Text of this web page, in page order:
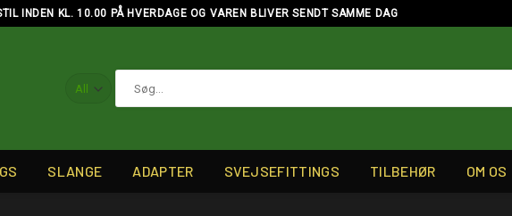
INDEN KL. 10.00 PÅ HVERDAGE OG VAREN BLIVER SENDT SAMME DAG
efter:
SLANGE ADAPTER SVEJSEFITTINGS TILBEHØR OM OS